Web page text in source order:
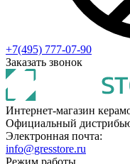
+7(495) 777-07-90
Заказать звонок
Интернет-магазин
Официальный
Электронная почта:
info@gresstore.ru